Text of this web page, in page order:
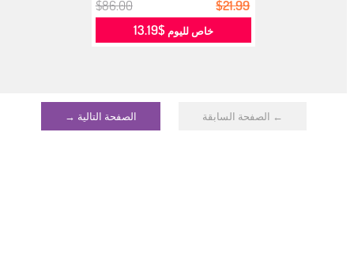
$86.00 $21.99
خاص لليوم $13.19
← الصفحة السابقة الصفحة التالية →